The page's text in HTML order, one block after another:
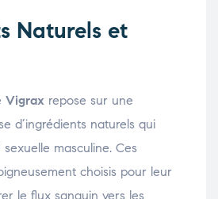
Naturels et
Vigrax repose sur une
d’ingrédients naturels qui
masculine. Ces
choisis pour leur
le flux sanguin vers les